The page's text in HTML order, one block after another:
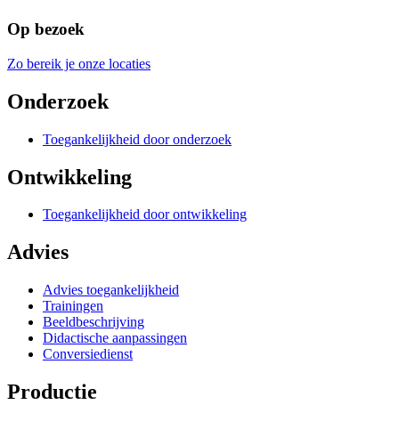
Op bezoek
Zo bereik je onze locaties
Onderzoek
Toegankelijkheid door onderzoek
Ontwikkeling
Toegankelijkheid door ontwikkeling
Advies
Advies toegankelijkheid
Trainingen
Beeldbeschrijving
Didactische aanpassingen
Conversiedienst
Productie